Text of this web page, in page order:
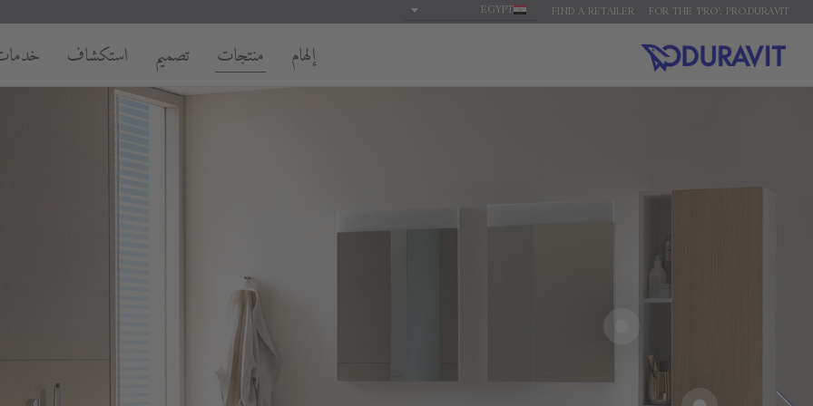
FOR THE 'PRO': PRO.DURAVIT
FIND A RETAILER
EGYPT
إلهام منتجات تصميم استكشاف